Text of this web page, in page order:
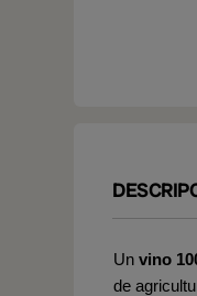
Un vino
de